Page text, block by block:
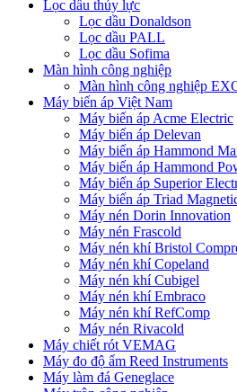
Lọc dầu thủy lực
Lọc dầu Donaldson
Lọc dầu PALL
Lọc dầu Sofima
Màn hình công nghiệp
Màn hình công nghiệp
Máy biến áp Việt Nam
Máy biến áp Acme Electric
Máy biến áp Delevan
Máy biến áp Hammond
Máy biến áp Hammond
Máy biến áp Superior
Máy biến áp Triad
Máy nén Dorin Innovation
Máy nén Frascold
Máy nén khí Bristol
Máy nén khí Copeland
Máy nén khí Cubigel
Máy nén khí Embraco
Máy nén khí RefComp
Máy nén Rivacold
Máy chiết rót VEMAG
Máy đo độ ẩm Reed Instruments
Máy làm đá Geneglace